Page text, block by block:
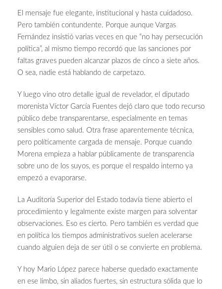
El mensaje fue elegante, institucional y hasta cuidadoso.
Pero también contundente. Porque aunque Vargas
Fernández insistió varias veces en que “no hay persecución
política”, al mismo tiempo recordó que las sanciones por
faltas graves pueden alcanzar plazos de cinco a siete años.
O sea, nadie está hablando de carpetazo.
Y luego vino otro detalle igual de revelador, el diputado
morenista Víctor García Fuentes dejó claro que todo recurso
público debe transparentarse, especialmente en temas
sensibles como salud. Otra frase aparentemente técnica,
pero políticamente cargada de mensaje. Porque cuando
Morena empieza a hablar públicamente de transparencia
sobre uno de los suyos, es porque el respaldo interno ya
empezó a evaporarse.
La Auditoría Superior del Estado todavía tiene abierto el
procedimiento y legalmente existe margen para solventar
observaciones. Eso es cierto. Pero también es verdad que
en política los tiempos administrativos suelen acelerarse
cuando alguien deja de ser útil o se convierte en problema.
Y hoy Mario López parece haberse quedado exactamente
en ese limbo, sin aliados fuertes, sin estructura sólida que lo